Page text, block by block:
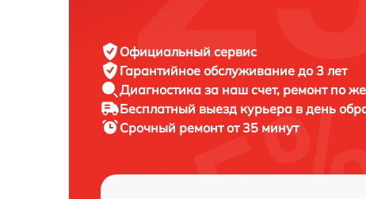
Официальный сервис
Гарантийное обслуживание до 3 лет
Диагностика за наш счет, ремонт по
Бесплатный выезд курьера в день
Срочный ремонтот 35 минут